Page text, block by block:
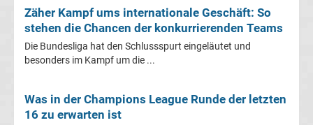
Trainer
Champions
Sieger
Zäher Kampf ums internationale Geschäft: So
stehen die Chancen der konkurrierenden Teams
Die Bundesliga hat den Schlussspurt eingeläutet und
besonders im Kampf um die ...
Was in der Champions League Runde der letzten
16 zu erwarten ist